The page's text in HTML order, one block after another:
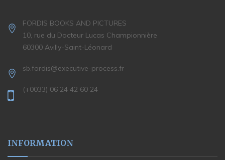
FORDIS BOOKS AND PICTURES
10, rue du Docteur Lucas Championnière
60300 Avilly-Saint-Léonard
sb.fordis@executive-process.fr
(+0033) 06 24 42 60 24
INFORMATION